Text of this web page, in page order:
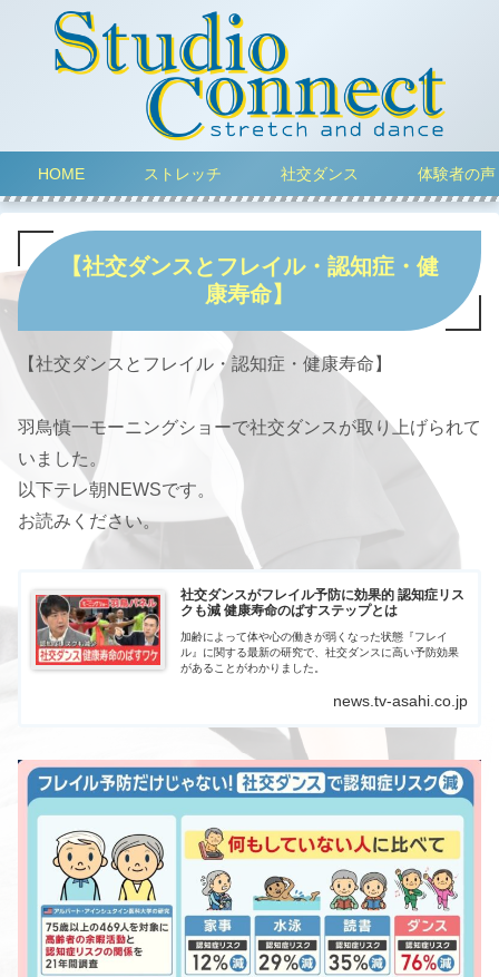
HOME ストレッチ 社交ダンス 体験者の声
【社交ダンスとフレイル・認知症・健
康寿命】
【社交ダンスとフレイル・認知症・健康寿命】
羽鳥慎一モーニングショーで社交ダンスが取り上げられて
いました。
以下テレ朝NEWSです。
お読みください。
社交ダンスがフレイル予防に効果的 認知症リス
クも減 健康寿命のばすステップとは
加齢によって体や心の働きが弱くなった状態『フレイ
ル』に関する最新の研究で、社交ダンスに高い予防効果
があることがわかりました。
news.tv-asahi.co.jp